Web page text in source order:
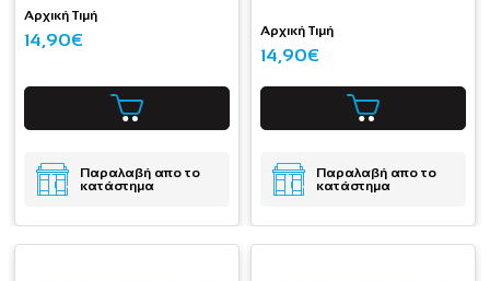
Αρχική Τιμή
14,90€
Παραλαβή απο το
κατάστημα
Αρχική Τιμή
14,90€
Παραλαβή απο το
κατάστημα